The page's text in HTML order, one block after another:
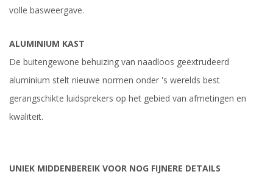
volle basweergave.
ALUMINIUM KAST
De buitengewone behuizing van naadloos geëxtrudeerd
aluminium stelt nieuwe normen onder 's werelds best
gerangschikte luidsprekers op het gebied van afmetingen en
kwaliteit.
UNIEK MIDDENBEREIK VOOR NOG FIJNERE DETAILS